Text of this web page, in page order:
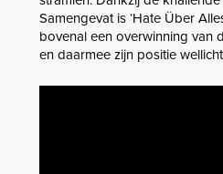
Samengevat is ‘Hate Über
bovenal een overwinning van
en daarmee zijn positie